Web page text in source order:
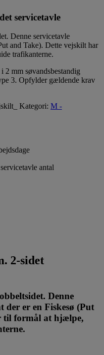
servicetavle
Denne servicetavle
and Take). Dette vejskilt har
trafikanterne.
mm søvandsbestandig
3. Opfylder gældende krav
Kategori: M -
antal
2-sidet
Denne
der er en Fiskesø (Put
til formål at hjælpe,